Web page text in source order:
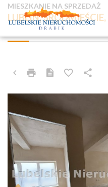
LUBLIN,
MIESZKANIE NA SPRZEDAŻ